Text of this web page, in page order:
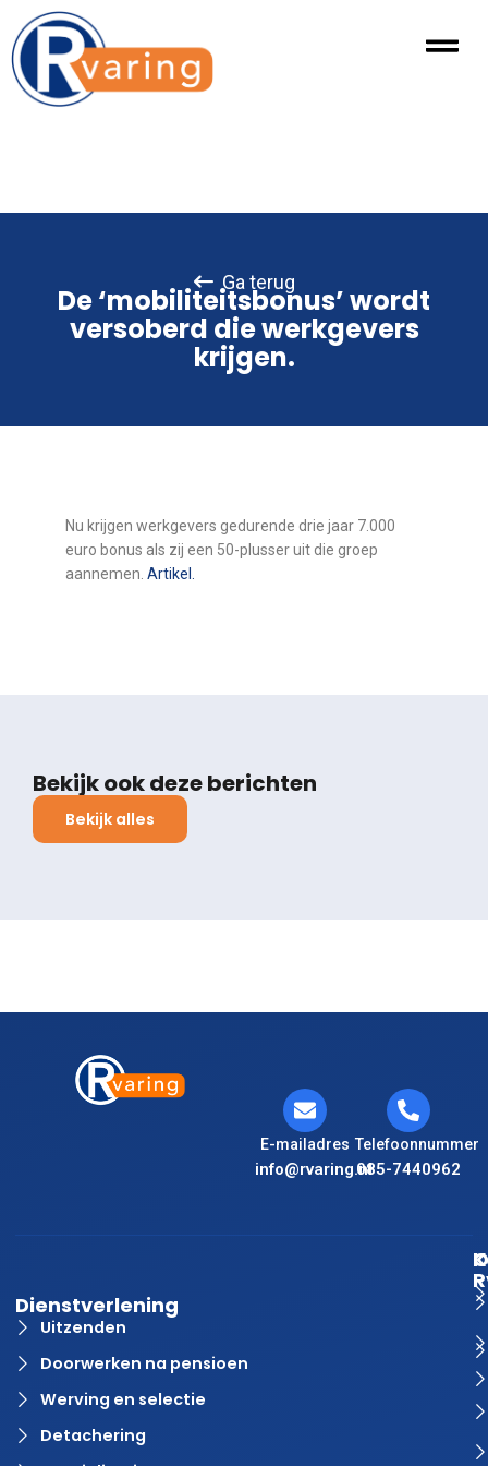
Ga terug
De ‘mobiliteitsbonus’ wordt
versoberd die werkgevers
krijgen.
Nu krijgen werkgevers gedurende drie jaar 7.000
euro bonus als zij een 50-plusser uit die groep
aannemen. Artikel.
Bekijk ook deze berichten
Bekijk alles
E-mailadres
info@rvaring.nl
Telefoonnummer
085-7440962
Dienstverlening
Uitzenden
Doorwerken na pensioen
Werving en selectie
Detachering